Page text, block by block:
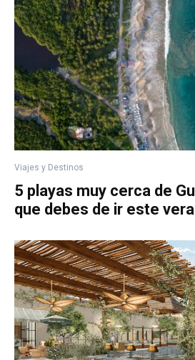
Viajes y Destinos
5 playas muy cerca de
que debes de ir este